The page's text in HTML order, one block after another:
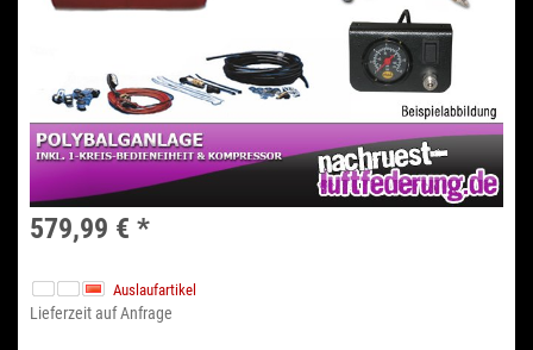
579,99 € *
Auslaufartikel
Lieferzeit auf Anfrage